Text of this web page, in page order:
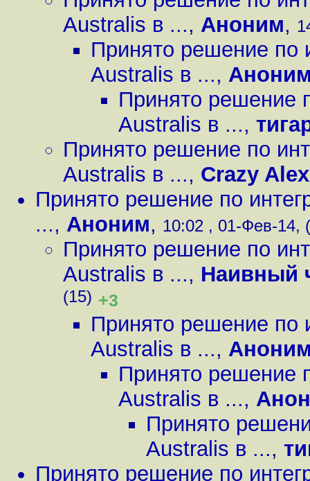
Australis в ..., Аноним,
Принято решение по
Australis в ...,
Принято решение
Australis в ...,
Принято решение по
Australis в ..., Crazy Alex
Принято решение по
..., Аноним, 10:02 , 01-Фев-14,
Принято решение по
Australis в ..., Наивный
(15) +3
Принято решение по
Australis в ...,
Принято решение
Australis в ...,
Принято
Australis в ...,
Принято решение по